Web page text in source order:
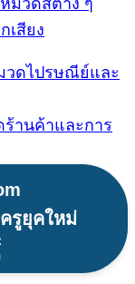
เสียง
ดไปรษณีย์และ
านค้าและการ
รูยุคใหม่